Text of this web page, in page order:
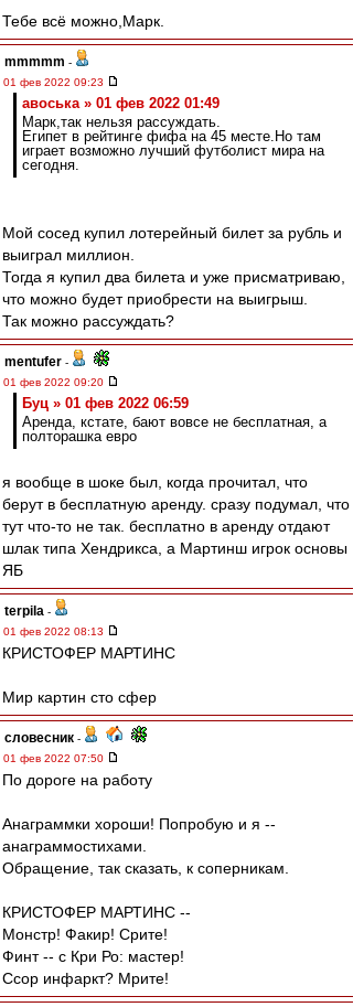
Тебе всё можно,Марк.
mmmmm -
01 фев 2022 09:23
авоська » 01 фев 2022 01:49
Марк,так нельзя рассуждать.
Египет в рейтинге фифа на 45 месте.Но там
играет возможно лучший футболист мира на
сегодня.
Мой сосед купил лотерейный билет за рубль и
выиграл миллион.
Тогда я купил два билета и уже присматриваю,
что можно будет приобрести на выигрыш.
Так можно рассуждать?
mentufer -
01 фев 2022 09:20
Буц » 01 фев 2022 06:59
Аренда, кстате, бают вовсе не бесплатная, а
полторашка евро
я вообще в шоке был, когда прочитал, что
берут в бесплатную аренду. сразу подумал, что
тут что-то не так. бесплатно в аренду отдают
шлак типа Хендрикса, а Мартинш игрок основы
ЯБ
terpila -
01 фев 2022 08:13
КРИСТОФЕР МАРТИНС
Мир картин сто сфер
словесник -
01 фев 2022 07:50
По дороге на работу
Анаграммки хороши! Попробую и я --
анаграммостихами.
Обращение, так сказать, к соперникам.
КРИСТОФЕР МАРТИНС --
Монстр! Факир! Срите!
Финт -- с Кри Ро: мастер!
Ссор инфаркт? Мрите!